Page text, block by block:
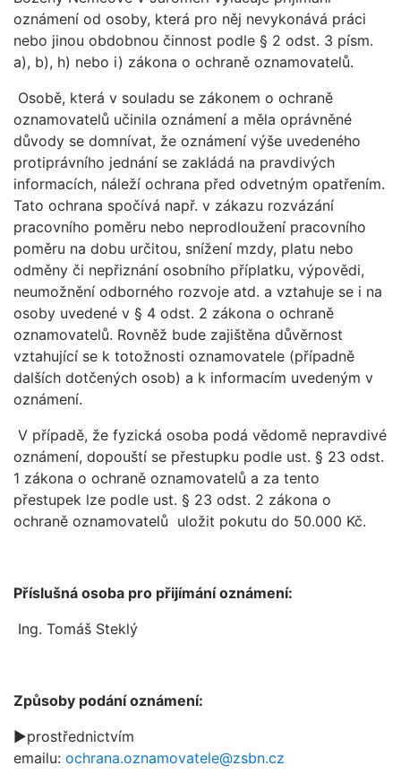
oznámení od osoby, která pro něj nevykonává práci
nebo jinou obdobnou činnost podle § 2 odst. 3 písm.
a), b), h) nebo i) zákona o ochraně oznamovatelů.
Osobě, která v souladu se zákonem o ochraně
oznamovatelů učinila oznámení a měla oprávněné
důvody se domnívat, že oznámení výše uvedeného
protiprávního jednání se zakládá na pravdivých
informacích, náleží ochrana před odvetným opatřením.
Tato ochrana spočívá např. v zákazu rozvázání
pracovního poměru nebo neprodloužení pracovního
poměru na dobu určitou, snížení mzdy, platu nebo
odměny či nepřiznání osobního příplatku, výpovědi,
neumožnění odborného rozvoje atd. a vztahuje se i na
osoby uvedené v § 4 odst. 2 zákona o ochraně
oznamovatelů. Rovněž bude zajištěna důvěrnost
vztahující se k totožnosti oznamovatele (případně
dalších dotčených osob) a k informacím uvedeným v
oznámení.
V případě, že fyzická osoba podá vědomě nepravdivé
oznámení, dopouští se přestupku podle ust. § 23 odst.
1 zákona o ochraně oznamovatelů a za tento
přestupek lze podle ust. § 23 odst. 2 zákona o
ochraně oznamovatelů uložit pokutu do 50.000 Kč.
Příslušná osoba pro přijímání oznámení:
Ing. Tomáš Steklý
Způsoby podání oznámení:
►prostřednictvím
emailu: ochrana.oznamovatele@zsbn.cz